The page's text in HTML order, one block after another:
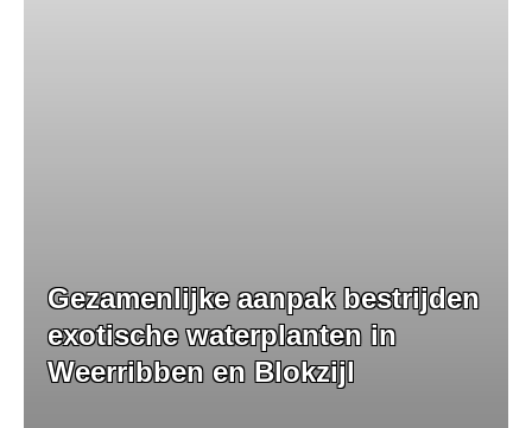
Gezamenlijke aanpak bestrijden
exotische waterplanten in
Weerribben en Blokzijl